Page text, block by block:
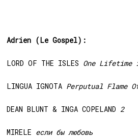
Adrien (Le Gospel):
LORD OF THE ISLES One Lifetime
LINGUA IGNOTA Perputual Flame
DEAN BLUNT & INGA COPELAND2
MIRELE если бы любовь